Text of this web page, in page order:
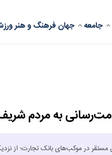
جامعه جهان فرهنگ و هنر
به مردم شریف
مستقر در موکب‌های بانک تجارت؛ از